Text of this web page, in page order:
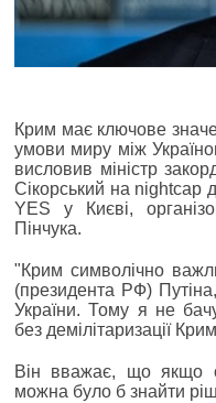
Крим має ключове
умови миру між
висловив міністр
Сікорський на nightcap
YES у Києві,
Пінчука.
"Крим символічно
(президента РФ)
України. Тому я не
без демілітаризації
Він вважає, що якщо
можна було б знайти